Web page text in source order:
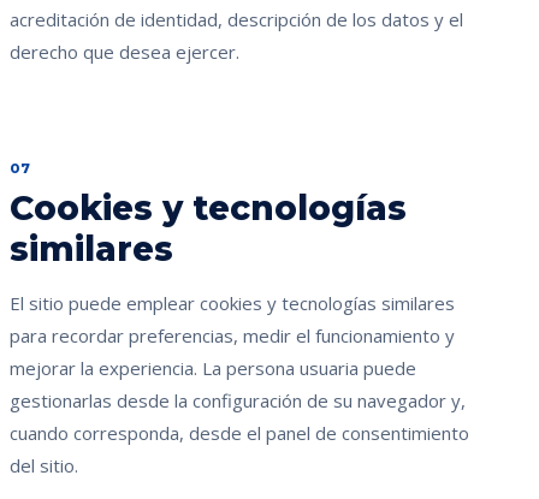
acreditación de identidad, descripción de los datos y el
derecho que desea ejercer.
07
Cookies y tecnologías
similares
El sitio puede emplear cookies y tecnologías similares
para recordar preferencias, medir el funcionamiento y
mejorar la experiencia. La persona usuaria puede
gestionarlas desde la configuración de su navegador y,
cuando corresponda, desde el panel de consentimiento
del sitio.